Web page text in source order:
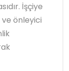
İşçiye
önleyici